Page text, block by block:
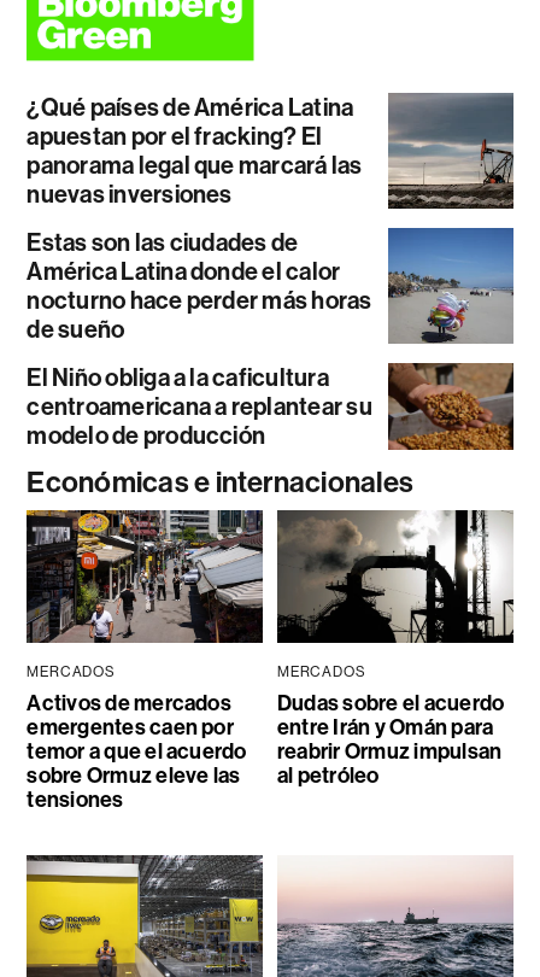
¿Qué países de América Latina
apuestan por el fracking? El
panorama legal que marcará las
nuevas inversiones
Estas son las ciudades de
América Latina donde el calor
nocturno hace perder más horas
de sueño
El Niño obliga a la caficultura
centroamericana a replantear su
modelo de producción
Económicas e internacionales
MERCADOS
Activos de mercados
emergentes caen por
temor a que el acuerdo
sobre Ormuz eleve las
tensiones
MERCADOS
Dudas sobre el acuerdo
entre Irán y Omán para
reabrir Ormuz impulsan
al petróleo